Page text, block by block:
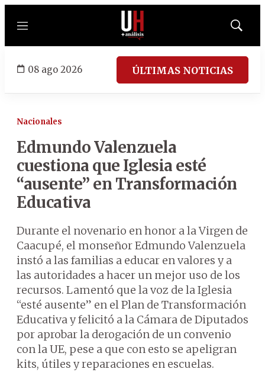
Menú
Mostrar
08 ago 2026 ÚLTIMAS NOTICIAS
Nacionales
Edmundo Valenzuela
cuestiona que Iglesia esté
“ausente” en Transformación
Educativa
Durante el novenario en honor a la Virgen de
Caacupé, el monseñor Edmundo Valenzuela
instó a las familias a educar en valores y a
las autoridades a hacer un mejor uso de los
recursos. Lamentó que la voz de la Iglesia
“esté ausente” en el Plan de Transformación
Educativa y felicitó a la Cámara de Diputados
por aprobar la derogación de un convenio
con la UE, pese a que con esto se apeligran
kits, útiles y reparaciones en escuelas.